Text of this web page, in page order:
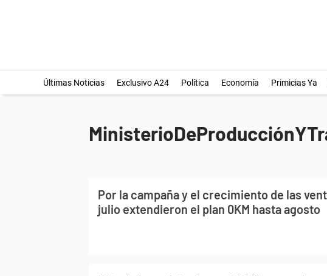
Últimas Noticias Exclusivo A24 Política Economía Primicias Ya
Por la campaña y el crecimiento de las
julio extendieron el plan 0KM hasta agosto